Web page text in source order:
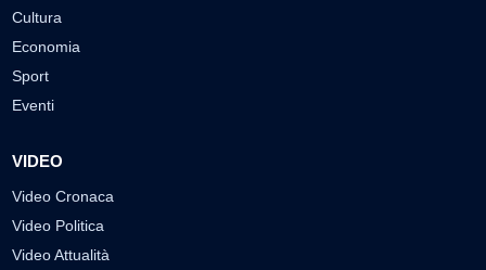
Cultura
Economia
Sport
Eventi
VIDEO
Video Cronaca
Video Politica
Video Attualità